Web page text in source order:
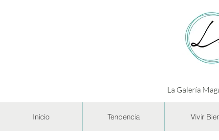
La Galería
Inicio Tendencia Vivir